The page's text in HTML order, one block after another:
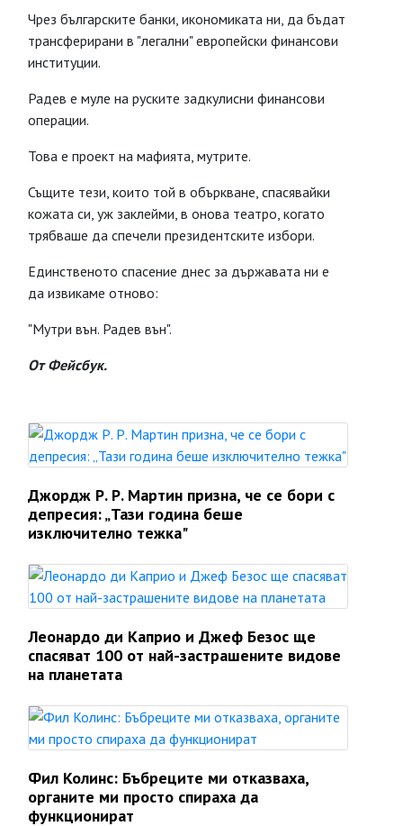
Чрез българските банки, икономиката ни, да бъдат
трансферирани в "легални" европейски финансови
институции.
Радев е муле на руските задкулисни финансови
операции.
Това е проект на мафията, мутрите.
Същите тези, които той в объркване, спасявайки
кожата си, уж заклейми, в онова театро, когато
трябваше да спечели президентските избори.
Единственото спасение днес за държавата ни е
да извикаме отново:
"Мутри вън. Радев вън".
От Фейсбук.
Джордж Р. Р. Мартин призна, че се бори с
депресия: „Тази година беше
изключително тежка"
Леонардо ди Каприо и Джеф Безос ще
спасяват 100 от най-застрашените видове
на планетата
Фил Колинс: Бъбреците ми отказваха,
органите ми просто спираха да
функционират